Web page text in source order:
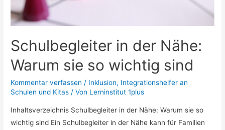
Schulbegleiter in der Nähe:
Warum sie so wichtig sind
Kommentar verfassen / Inklusion, Integrationshelfer an
Schulen und Kitas / Von Lerninstitut 1plus
Inhaltsverzeichnis Schulbegleiter in der Nähe: Warum sie so
wichtig sind Ein Schulbegleiter in der Nähe kann für Familien